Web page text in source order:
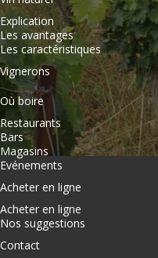
Explication
Les avantages
Les caractéristiques
Vignerons
Où boire
Restaurants
Bars
Magasins
Evénements
Acheter en ligne
Acheter en ligne
Nos suggestions
Contact